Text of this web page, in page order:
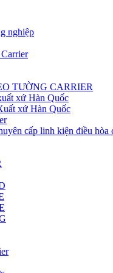
nghiệp
TƯỜNG CARRIER
xứ Hàn Quốc
xứ Hàn Quốc
cấp linh kiện điều hòa